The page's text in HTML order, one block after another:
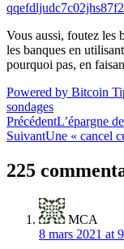
Vous aussi, foutez les
les banques en
pourquoi pas, en
Powered by Bitcoin
sondages
Navigation
de
l’article
PrécédentL’épargne
SuivantUne « cancel
225
MCA
8 mars 2021 at